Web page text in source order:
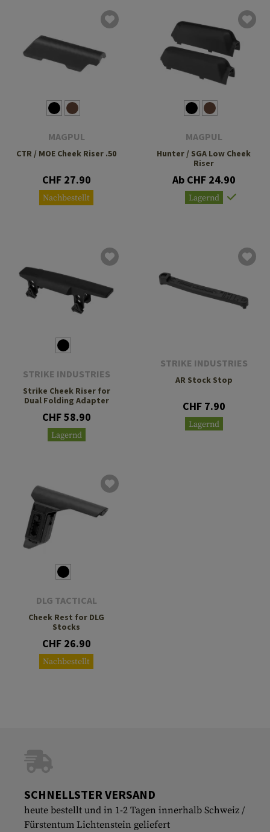
MAGPUL
CTR / MOE Cheek Riser .50
CHF 27.90
Nachbestellt
MAGPUL
Hunter / SGA Low Cheek
Riser
Ab CHF 24.90
Lagernd
STRIKE INDUSTRIES
Strike Cheek Riser for
Dual Folding Adapter
CHF 58.90
Lagernd
STRIKE INDUSTRIES
AR Stock Stop
CHF 7.90
Lagernd
DLG TACTICAL
Cheek Rest for DLG
Stocks
CHF 26.90
Nachbestellt
SCHNELLSTER VERSAND
heute bestellt und in 1-2 Tagen innerhalb Schweiz /
Fürstentum Lichtenstein geliefert